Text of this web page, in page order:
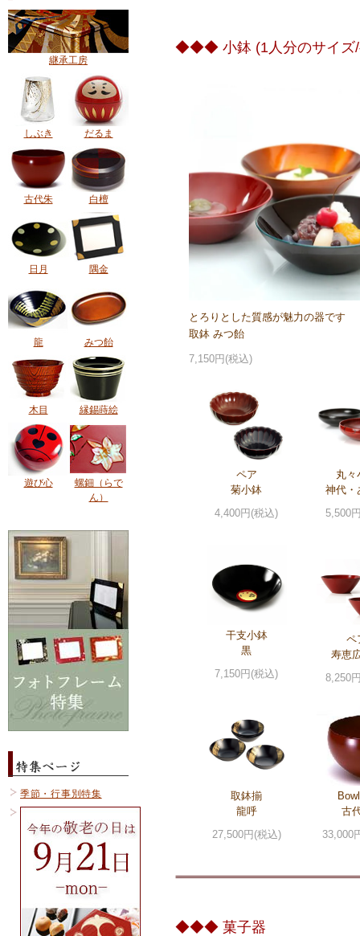
継承工房
しぶき だるま
古代朱 白檀
日月 隅金
龍 みつ飴
木目 縁錫蒔絵
遊び心
螺鈿（らで
ん）
季節・行事別特集
◆◆◆ 小鉢 (1人分のサイズ/
とろりとした質感が魅力の器です
取鉢 みつ飴
7,150円(税込)
ペア
菊小鉢
4,400円(税込)
丸々
神代・
5,500
干支小鉢
黒
7,150円(税込)
ペ
寿恵
8,250
取鉢揃
龍呼
27,500円(税込)
古
33,000
◆◆◆ 菓子器